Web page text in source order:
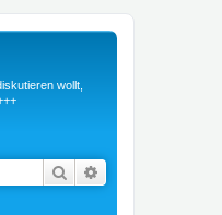
wollt,
Suche